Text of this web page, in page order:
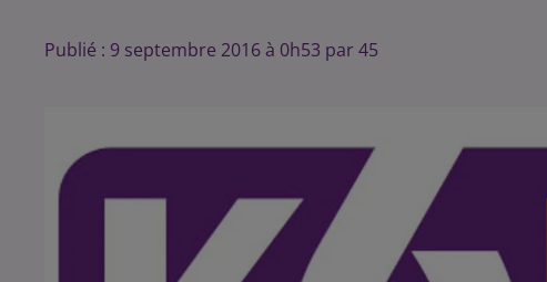
Publié : 9 septembre 2016 à 0h53 par 45